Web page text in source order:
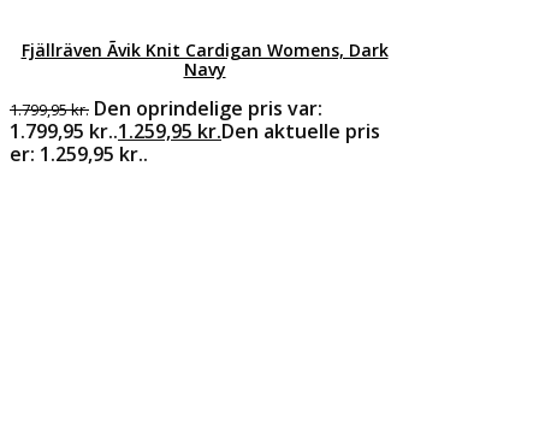
Fjällräven Ãvik Knit Cardigan Womens, Dark
Navy
1.799,95kr. Den oprindelige pris var:
1.799,95 kr..1.259,95 kr.Den aktuelle pris
er: 1.259,95 kr..